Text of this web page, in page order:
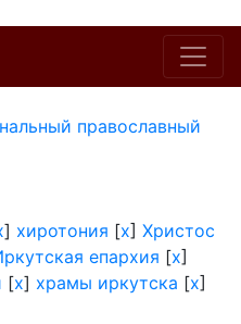
православный
] хиротония [x] Христос
епархия [x]
[x] храмы иркутска [x]